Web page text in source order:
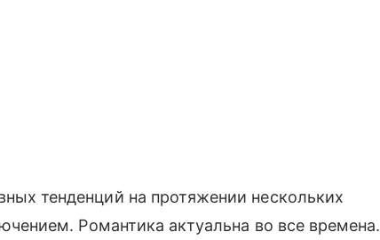
тенденций на протяжении нескольких
Романтика актуальна во все времена.